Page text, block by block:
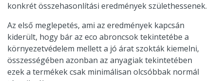
konkrét összehasonlítási eredmények születhessenek.
Az első meglepetés, ami az eredmények kapcsán
kiderült, hogy bár az eco abroncsok tekintetébe a
környezetvédelem mellett a jó árat szokták kiemelni,
összességében azonban az anyagiak tekintetében
ezek a termékek csak minimálisan olcsóbbak normál